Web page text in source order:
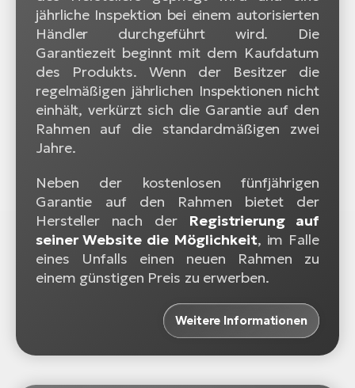
jährliche Inspektion bei einem autorisierten
Händler durchgeführt wird. Die
Garantiezeit beginnt mit dem Kaufdatum
des Produkts. Wenn der Besitzer die
regelmäßigen jährlichen Inspektionen nicht
einhält, verkürzt sich die Garantie auf den
Rahmen auf die standardmäßigen zwei
Jahre.
Neben der kostenlosen fünfjährigen
Garantie auf den Rahmen bietet der
Hersteller nach der Registrierung auf
seiner Website die Möglichkeit, im Falle
eines Unfalls einen neuen Rahmen zu
einem günstigen Preis zu erwerben.
Weitere Informationen